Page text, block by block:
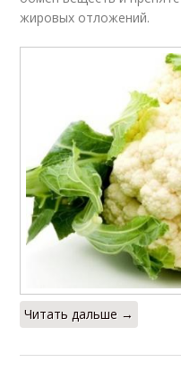
жировых отложений.
Читать дальше →